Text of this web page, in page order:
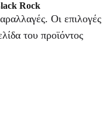
Rock
Οι επιλογές
του προϊόντος